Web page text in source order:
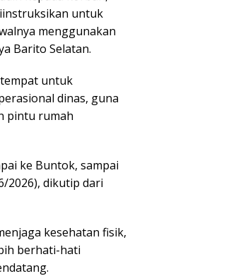
untuk
menggunakan
Barito Selatan.
untuk
dinas, guna
pintu rumah
ke Buntok, sampai
2026), dikutip dari
kesehatan fisik,
berhati-hati